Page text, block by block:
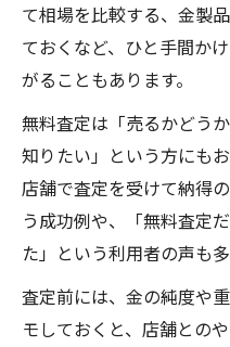
て相場を比較する、金製
ておくなど、ひと手間か
がることもあります。
無料査定は「売るかどう
知りたい」という方にも
店舗で査定を受けて納得
う成功例や、「無料査定
た」という利用者の声も多
査定前には、金の純度や
モしておくと、店舗との